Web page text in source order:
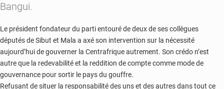
Bangui.
Le président fondateur du parti entouré de deux de ses collègues
députés de Sibut et Mala a axé son intervention sur la nécessité
aujourd’hui de gouverner la Centrafrique autrement. Son crédo n’est
autre que la redevabilité et la reddition de compte comme mode de
gouvernance pour sortir le pays du gouffre.
Refusant de situer la responsabilité des uns et des autres dans tout ce